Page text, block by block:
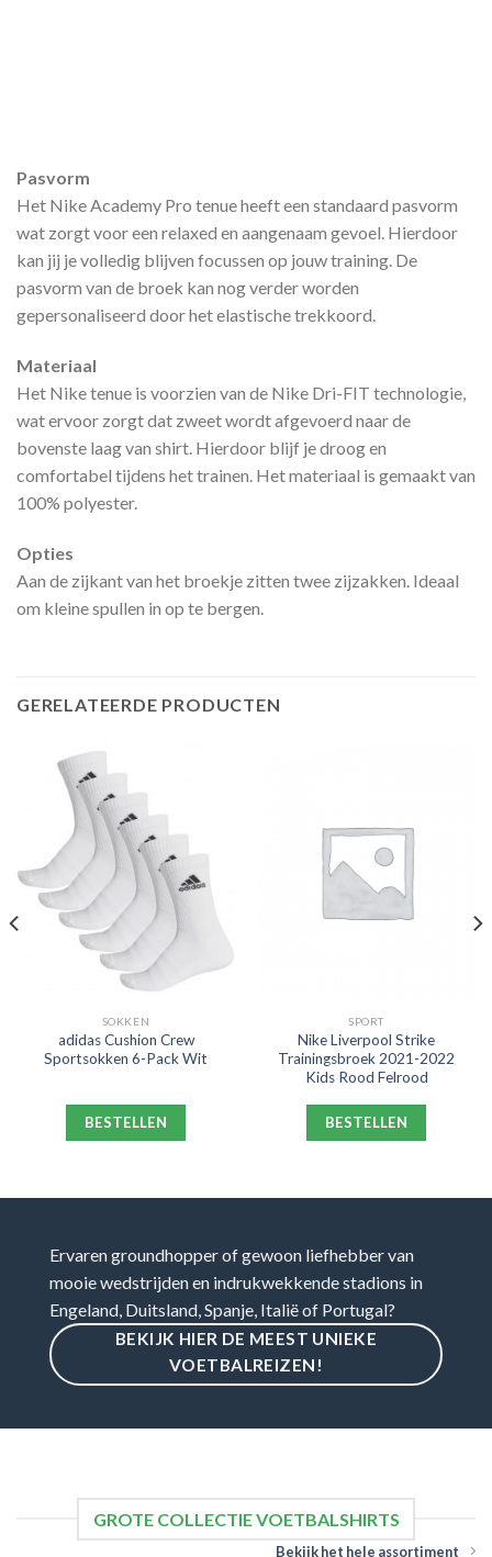
Pasvorm
Het Nike Academy Pro tenue heeft een standaard pasvorm
wat zorgt voor een relaxed en aangenaam gevoel. Hierdoor
kan jij je volledig blijven focussen op jouw training. De
pasvorm van de broek kan nog verder worden
gepersonaliseerd door het elastische trekkoord.
Materiaal
Het Nike tenue is voorzien van de Nike Dri-FIT technologie,
wat ervoor zorgt dat zweet wordt afgevoerd naar de
bovenste laag van shirt. Hierdoor blijf je droog en
comfortabel tijdens het trainen. Het materiaal is gemaakt van
100% polyester.
Opties
Aan de zijkant van het broekje zitten twee zijzakken. Ideaal
om kleine spullen in op te bergen.
GERELATEERDE PRODUCTEN
SOKKEN
adidas Cushion Crew
Sportsokken 6-Pack Wit
BESTELLEN
SPORT
Nike Liverpool Strike
Trainingsbroek 2021-2022
Kids Rood Felrood
BESTELLEN
Ervaren groundhopper of gewoon liefhebber van
mooie wedstrijden en indrukwekkende stadions in
Engeland, Duitsland, Spanje, Italië of Portugal?
BEKIJK HIER DE MEEST UNIEKE
VOETBALREIZEN!
GROTE COLLECTIE VOETBALSHIRTS
Bekijk het hele assortiment